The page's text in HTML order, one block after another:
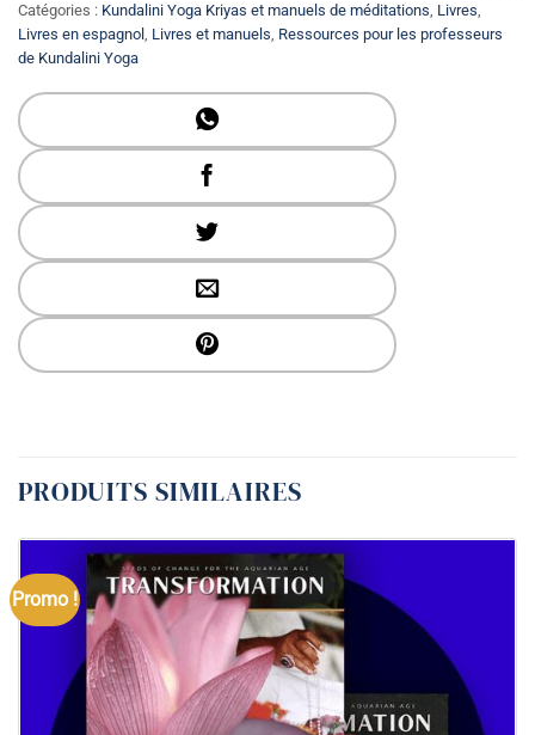
Catégories : Kundalini Yoga Kriyas et manuels de méditations, Livres,
Livres en espagnol , Livres et manuels, Ressources pour les professeurs
de Kundalini Yoga
PRODUITS SIMILAIRES
Promo !